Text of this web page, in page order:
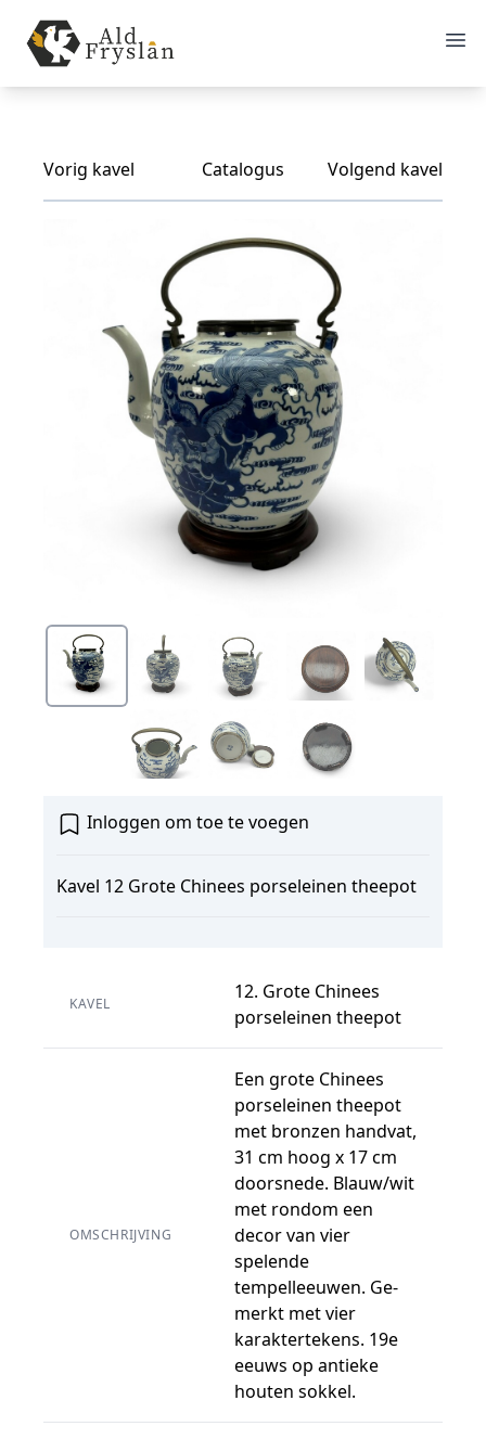
Vorig kavel Catalogus Volgend kavel
Inloggen om toe te voegen
Kavel 12 Grote Chinees porseleinen theepot
KAVEL
12. Grote Chinees
porseleinen theepot
OMSCHRIJVING
Een grote Chinees
porseleinen theepot
met bronzen handvat,
31 cm hoog x 17 cm
doorsnede. Blauw/wit
met rondom een
decor van vier
spelende
tempelleeuwen. Ge-
merkt met vier
karaktertekens. 19e
eeuws op antieke
houten sokkel.